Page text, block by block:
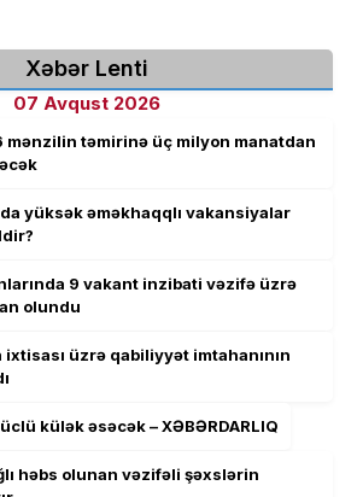
Xəbər Lenti
07 Avqust 2026
mənzilin təmirinə üç milyon manatdan
yüksək əməkhaqqlı vakansiyalar
9 vakant inzibati vəzifə üzrə
olundu
üzrə qabiliyyət imtahanının
külək əsəcək – XƏBƏRDARLIQ
həbs olunan vəzifəli şəxslərin